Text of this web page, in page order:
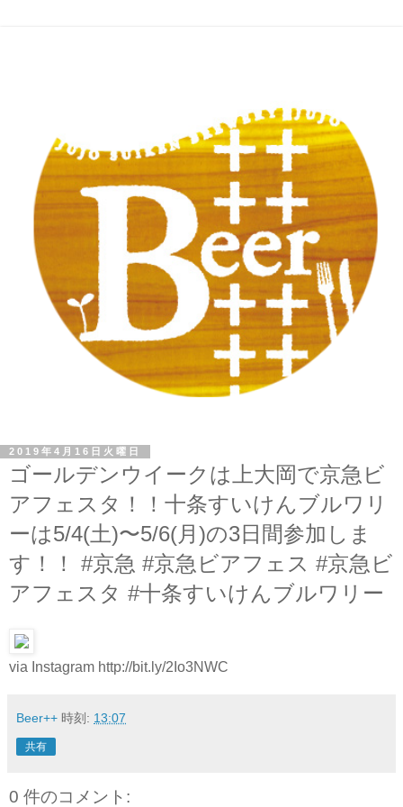
2019年4月16日火曜日
ゴールデンウイークは上大岡で京急ビ
アフェスタ！！十条すいけんブルワリ
ーは5/4(土)〜5/6(月)の3日間参加しま
す！！ #京急 #京急ビアフェス #京急ビ
アフェスタ #十条すいけんブルワリー
via Instagram http://bit.ly/2Io3NWC
Beer++ 時刻: 13:07
共有
0 件のコメント: